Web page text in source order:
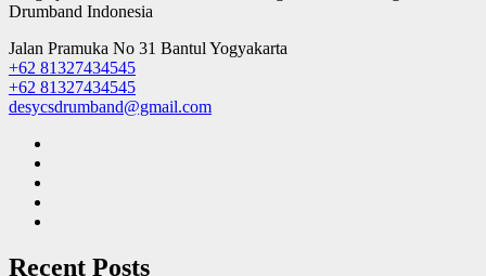
Drumband Indonesia
Jalan Pramuka No 31 Bantul Yogyakarta
+62 81327434545
+62 81327434545
desycsdrumband@gmail.com
Recent Posts